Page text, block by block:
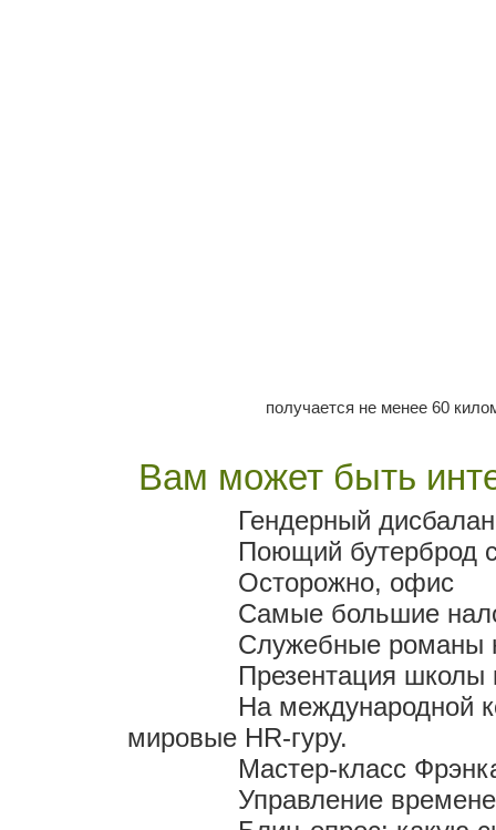
получается не менее 60
Вам может быть
Гендерный
Поющий бутерброд
Осторожно, офис
Самые большие
Служебные романы
Презентация школы
На международной
мировые HR-гуру.
Мастер-класс
Управление